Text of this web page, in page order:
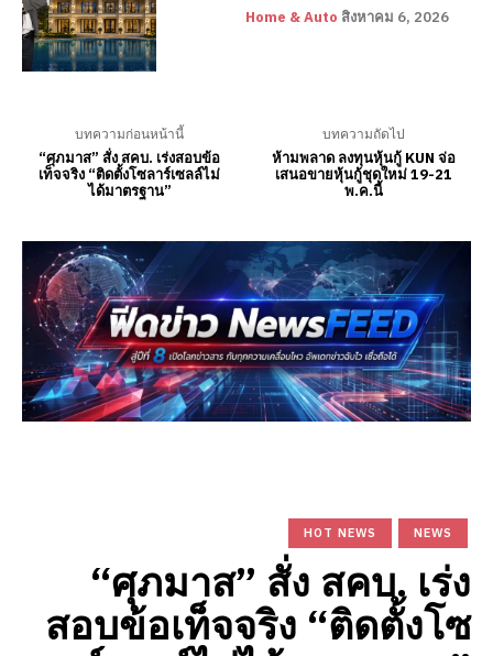
Home & Auto สิงหาคม 6, 2026
บทความก่อนหน้านี้
“ศุภมาส” สั่ง สคบ. เร่งสอบข้อ
เท็จจริง “ติดตั้งโซลาร์เซลล์ไม่
ได้มาตรฐาน”
บทความถัดไป
ห้ามพลาด ลงทุนหุ้นกู้ KUN จ่อ
เสนอขายหุ้นกู้ชุดใหม่ 19-21
พ.ค.นี้